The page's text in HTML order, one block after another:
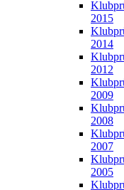
2015
2014
2012
2009
2008
2007
2005